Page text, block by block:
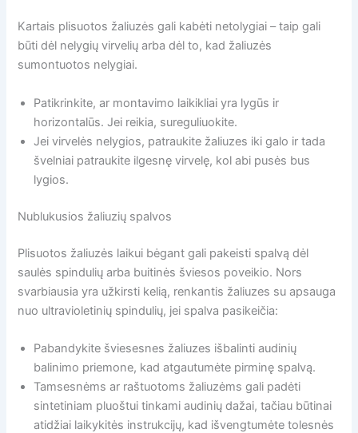
Kartais plisuotos žaliuzės gali kabėti netolygiai – taip gali
būti dėl nelygių virvelių arba dėl to, kad žaliuzės
sumontuotos nelygiai.
Patikrinkite, ar montavimo laikikliai yra lygūs ir
horizontalūs. Jei reikia, sureguliuokite.
Jei virvelės nelygios, patraukite žaliuzes iki galo ir tada
švelniai patraukite ilgesnę virvelę, kol abi pusės bus
lygios.
Nublukusios žaliuzių spalvos
Plisuotos žaliuzės laikui bėgant gali pakeisti spalvą dėl
saulės spindulių arba buitinės šviesos poveikio. Nors
svarbiausia yra užkirsti kelią, renkantis žaliuzes su apsauga
nuo ultravioletinių spindulių, jei spalva pasikeičia:
Pabandykite šviesesnes žaliuzes išbalinti audinių
balinimo priemone, kad atgautumėte pirminę spalvą.
Tamsesnėms ar raštuotoms žaliuzėms gali padėti
sintetiniam pluoštui tinkami audinių dažai, tačiau būtinai
atidžiai laikykitės instrukcijų, kad išvengtumėte tolesnės